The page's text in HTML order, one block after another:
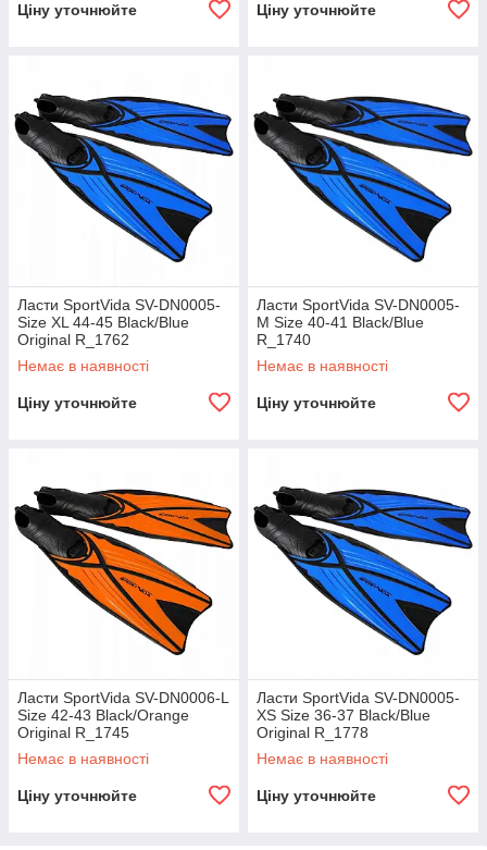
Ціну уточнюйте Ціну уточнюйте
Ласти SportVida SV-DN0005-
Size XL 44-45 Black/Blue
Original R_1762
Немає в наявності
Ціну уточнюйте
Ласти SportVida SV-DN0005-
M Size 40-41 Black/Blue
R_1740
Немає в наявності
Ціну уточнюйте
Ласти SportVida SV-DN0006-L
Size 42-43 Black/Orange
Original R_1745
Немає в наявності
Ціну уточнюйте
Ласти SportVida SV-DN0005-
XS Size 36-37 Black/Blue
Original R_1778
Немає в наявності
Ціну уточнюйте